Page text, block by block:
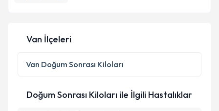
Van İlçeleri
Van Doğum Sonrası Kiloları
Doğum Sonrası Kiloları ile İlgili Hastalıklar